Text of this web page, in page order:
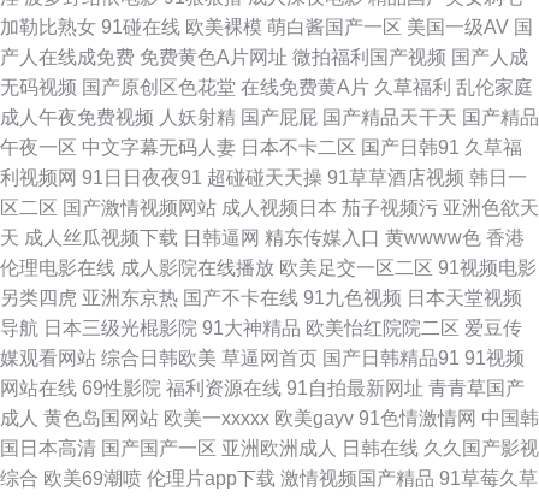
州成人在线 97狠狠色先锋 豆花小电影av 日韩三级片AV 91社抖音在线 国产
欧美撸日韩 欧美sese 婷婷五月天99 91撸啊撸 91后入视频 91足交 91夜间福
利 超碰97狠狠肏 亚洲老司机视 91诱惑 草草影院限制 都市激激情 老司机激
情福利 日韩伦理片二区 亚州无码9Ⅱ视频 91官方网页 岛国精品在线播放 精东
无码成人影业 欧美色666 日韩论理视频 91国自在线播放 操逼网123 国产另
类TS高潮 麻豆爱豆村映画 日韩无码导航 在线成人欧美 avav激情 福利合集
92午夜 黄色女男 女同互相扣逼视频 日韩撸视频 亚洲肏逼 91在线视频免费
国产会所技师高跟 美女91乱搞网站 丝袜后入国产91 中文字幕丰满少妇 97资
加勒比熟女 91碰在线 欧美裸模 萌白酱国产一区 美国一级AV 国
产人在线成免费 免费黄色A片网址 微拍福利国产视频 国产人成
无码视频 国产原创区色花堂 在线免费黄A片 久草福利 乱伦家庭
成人午夜免费视频 人妖射精 国产屁屁 国产精品天干天 国产精品
午夜一区 中文字幕无码人妻 日本不卡二区 国产日韩91 久草福
利视频网 91日日夜夜91 超碰碰天天操 91草草酒店视频 韩日一
区二区 国产激情视频网站 成人视频日本 茄子视频污 亚洲色欲天
天 成人丝瓜视频下载 日韩逼网 精东传媒入口 黄wwww色 香港
伦理电影在线 成人影院在线播放 欧美足交一区二区 91视频电影
另类四虎 亚洲东京热 国产不卡在线 91九色视频 日本天堂视频
导航 日本三级光棍影院 91大神精品 欧美怡红院院二区 爱豆传
媒观看网站 综合日韩欧美 草逼网首页 国产日韩精品91 91视频
网站在线 69性影院 福利资源在线 91自拍最新网址 青青草国产
成人 黄色岛国网站 欧美一xxxxx 欧美gayv 91色情激情网 中国韩
国日本高清 国产国产一区 亚洲欧洲成人 日韩在线 久久国产影视
综合 欧美69潮喷 伦理片app下载 激情视频国产精品 91草莓久草